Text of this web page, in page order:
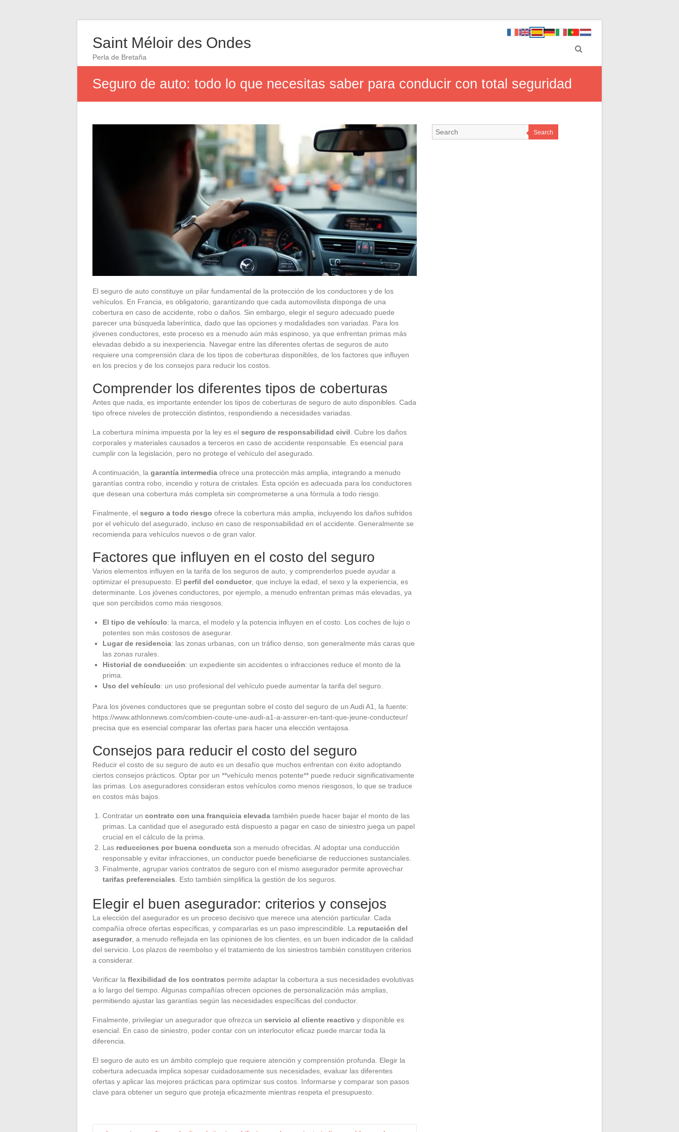
Saint Méloir des Ondes
Perla de Bretaña
Seguro de auto: todo lo que necesitas saber para conducir con total seguridad
El seguro de auto constituye un pilar fundamental de la protección de los conductores y de los
vehículos. En Francia, es obligatorio, garantizando que cada automovilista disponga de una
cobertura en caso de accidente, robo o daños. Sin embargo, elegir el seguro adecuado puede
parecer una búsqueda laberíntica, dado que las opciones y modalidades son variadas. Para los
jóvenes conductores, este proceso es a menudo aún más espinoso, ya que enfrentan primas más
elevadas debido a su inexperiencia. Navegar entre las diferentes ofertas de seguros de auto
requiere una comprensión clara de los tipos de coberturas disponibles, de los factores que influyen
en los precios y de los consejos para reducir los costos.
Comprender los diferentes tipos de coberturas
Antes que nada, es importante entender los tipos de coberturas de seguro de auto disponibles. Cada
tipo ofrece niveles de protección distintos, respondiendo a necesidades variadas.
La cobertura mínima impuesta por la ley es el seguro de responsabilidad civil . Cubre los daños
corporales y materiales causados a terceros en caso de accidente responsable. Es esencial para
cumplir con la legislación, pero no protege el vehículo del asegurado.
A continuación, la garantía intermedia ofrece una protección más amplia, integrando a menudo
garantías contra robo, incendio y rotura de cristales. Esta opción es adecuada para los conductores
que desean una cobertura más completa sin comprometerse a una fórmula a todo riesgo.
Finalmente, el seguro a todo riesgo ofrece la cobertura más amplia, incluyendo los daños sufridos
por el vehículo del asegurado, incluso en caso de responsabilidad en el accidente. Generalmente se
recomienda para vehículos nuevos o de gran valor.
Factores que influyen en el costo del seguro
Varios elementos influyen en la tarifa de los seguros de auto, y comprenderlos puede ayudar a
optimizar el presupuesto. El perfil del conductor, que incluye la edad, el sexo y la experiencia, es
determinante. Los jóvenes conductores, por ejemplo, a menudo enfrentan primas más elevadas, ya
que son percibidos como más riesgosos.
El tipo de vehículo: la marca, el modelo y la potencia influyen en el costo. Los coches de lujo o
potentes son más costosos de asegurar.
Lugar de residencia: las zonas urbanas, con un tráfico denso, son generalmente más caras que
las zonas rurales.
Historial de conducción: un expediente sin accidentes o infracciones reduce el monto de la
prima.
Uso del vehículo: un uso profesional del vehículo puede aumentar la tarifa del seguro.
Para los jóvenes conductores que se preguntan sobre el costo del seguro de un Audi A1, la fuente:
https://www.athlonnews.com/combien-coute-une-audi-a1-a-assurer-en-tant-que-jeune-conducteur/
precisa que es esencial comparar las ofertas para hacer una elección ventajosa.
Consejos para reducir el costo del seguro
Reducir el costo de su seguro de auto es un desafío que muchos enfrentan con éxito adoptando
ciertos consejos prácticos. Optar por un **vehículo menos potente** puede reducir significativamente
las primas. Los aseguradores consideran estos vehículos como menos riesgosos, lo que se traduce
en costos más bajos.
Contratar un contrato con una franquicia elevada también puede hacer bajar el monto de las
primas. La cantidad que el asegurado está dispuesto a pagar en caso de siniestro juega un papel
crucial en el cálculo de la prima.
Las reducciones por buena conducta son a menudo ofrecidas. Al adoptar una conducción
responsable y evitar infracciones, un conductor puede beneficiarse de reducciones sustanciales.
Finalmente, agrupar varios contratos de seguro con el mismo asegurador permite aprovechar
tarifas preferenciales . Esto también simplifica la gestión de los seguros.
Elegir el buen asegurador: criterios y consejos
La elección del asegurador es un proceso decisivo que merece una atención particular. Cada
compañía ofrece ofertas específicas, y compararlas es un paso imprescindible. La reputación del
asegurador, a menudo reflejada en las opiniones de los clientes, es un buen indicador de la calidad
del servicio. Los plazos de reembolso y el tratamiento de los siniestros también constituyen criterios
a considerar.
Verificar la flexibilidad de los contratos permite adaptar la cobertura a sus necesidades evolutivas
a lo largo del tiempo. Algunas compañías ofrecen opciones de personalización más amplias,
permitiendo ajustar las garantías según las necesidades específicas del conductor.
Finalmente, privilegiar un asegurador que ofrezca un servicio al cliente reactivo y disponible es
esencial. En caso de siniestro, poder contar con un interlocutor eficaz puede marcar toda la
diferencia.
El seguro de auto es un ámbito complejo que requiere atención y comprensión profunda. Elegir la
cobertura adecuada implica sopesar cuidadosamente sus necesidades, evaluar las diferentes
ofertas y aplicar las mejores prácticas para optimizar sus costos. Informarse y comparar son pasos
clave para obtener un seguro que proteja eficazmente mientras respeta el presupuesto.
Search